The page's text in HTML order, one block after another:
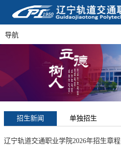
导航
招生新闻 单独招生
辽宁轨道交通职业学院2026年招生章程